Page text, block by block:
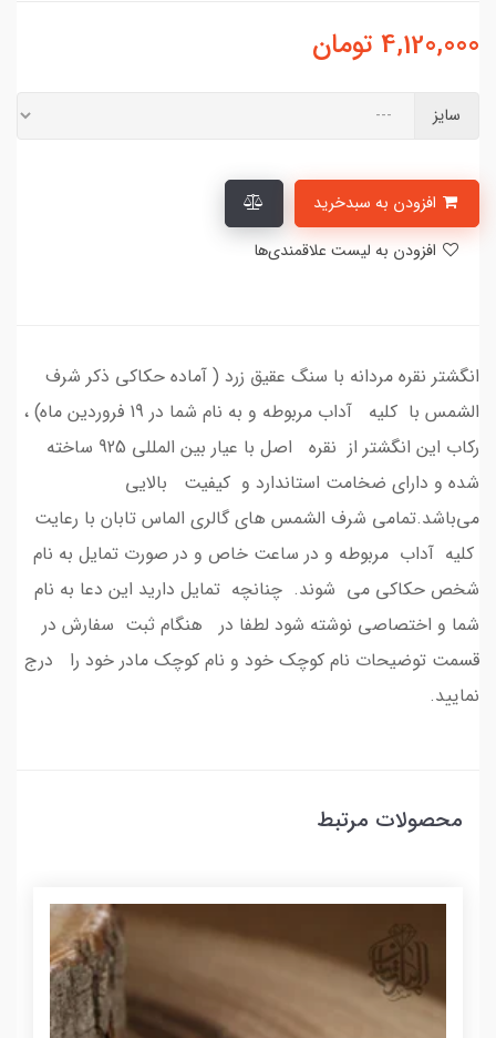
4,120,000 تومان
سایز
انگشتر نقره مردانه با سنگ عقیق زرد ( آماده حکاکی ذکر شرف
الشمس با کلیه آداب مربوطه و به نام شما در 19 فروردین ماه) ،
رکاب این انگشتر از نقره اصل با عیار بین المللی 925 ساخته
شده و دارای ضخامت استاندارد و کیفیت بالایی
می‌باشد.تمامی شرف الشمس های گالری الماس تابان با رعایت
کلیه آداب مربوطه و در ساعت خاص و در صورت تمایل به نام
شخص حکاکی می شوند. چنانچه تمایل دارید این دعا به نام
شما و اختصاصی نوشته شود لطفا در هنگام ثبت سفارش در
قسمت توضیحات نام کوچک خود و نام کوچک مادر خود را درج
نمایید.
محصولات مرتبط